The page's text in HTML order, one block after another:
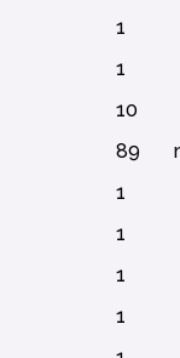
1
1
10
89
1
1
1
1